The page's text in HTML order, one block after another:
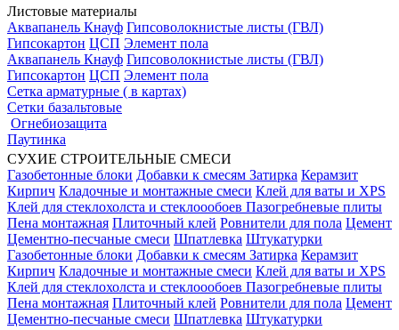
Листовые материалы
Аквапанель Кнауф Гипсоволокнистые листы (ГВЛ)
Гипсокартон ЦСП Элемент пола
Аквапанель Кнауф Гипсоволокнистые листы (ГВЛ)
Гипсокартон ЦСП Элемент пола
Сетка арматурные ( в картах)
Сетки базальтовые
Огнебиозащита
Паутинка
СУХИЕ СТРОИТЕЛЬНЫЕ СМЕСИ
Газобетонные блоки Добавки к смесям Затирка Керамзит
Кирпич Кладочные и монтажные смеси Клей для ваты и XPS
Клей для стеклохолста и стеклоообоев Пазогребневые плиты
Пена монтажная Плиточный клей Ровнители для пола Цемент
Цементно-песчаные смеси Шпатлевка Штукатурки
Газобетонные блоки Добавки к смесям Затирка Керамзит
Кирпич Кладочные и монтажные смеси Клей для ваты и XPS
Клей для стеклохолста и стеклоообоев Пазогребневые плиты
Пена монтажная Плиточный клей Ровнители для пола Цемент
Цементно-песчаные смеси Шпатлевка Штукатурки